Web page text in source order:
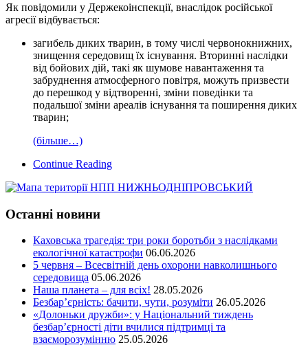
Як повідомили у Держекоінспекції, внаслідок російської
агресії відбувається:
загибель диких тварин, в тому числі червонокнижних,
знищення середовищ їх існування. Вторинні наслідки
від бойових дій, такі як шумове навантаження та
забруднення атмосферного повітря, можуть призвести
до перешкод у відтворенні, зміни поведінки та
подальшої зміни ареалів існування та поширення диких
тварин;
(більше…)
Continue Reading
Останні новини
Каховська трагедія: три роки боротьби з наслідками
екологічної катастрофи 06.06.2026
5 червня – Всесвітній день охорони навколишнього
середовища 05.06.2026
Наша планета – для всіх! 28.05.2026
Безбар’єрність: бачити, чути, розуміти 26.05.2026
«Долоньки дружби»: у Національний тиждень
безбар’єрності діти вчилися підтримці та
взаєморозумінню 25.05.2026